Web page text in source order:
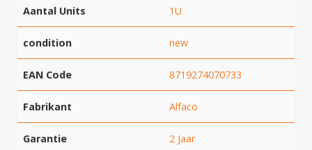
Aantal Units 1U
condition new
EAN Code 8719274070733
Fabrikant Alfaco
Garantie 2 Jaar